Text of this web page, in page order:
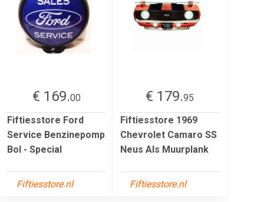
€ 169.00
Fiftiesstore Ford
Service Benzinepomp
Bol - Special
Fiftiesstore.nl
€ 179.95
Fiftiesstore 1969
Chevrolet Camaro SS
Neus Als Muurplank
Fiftiesstore.nl